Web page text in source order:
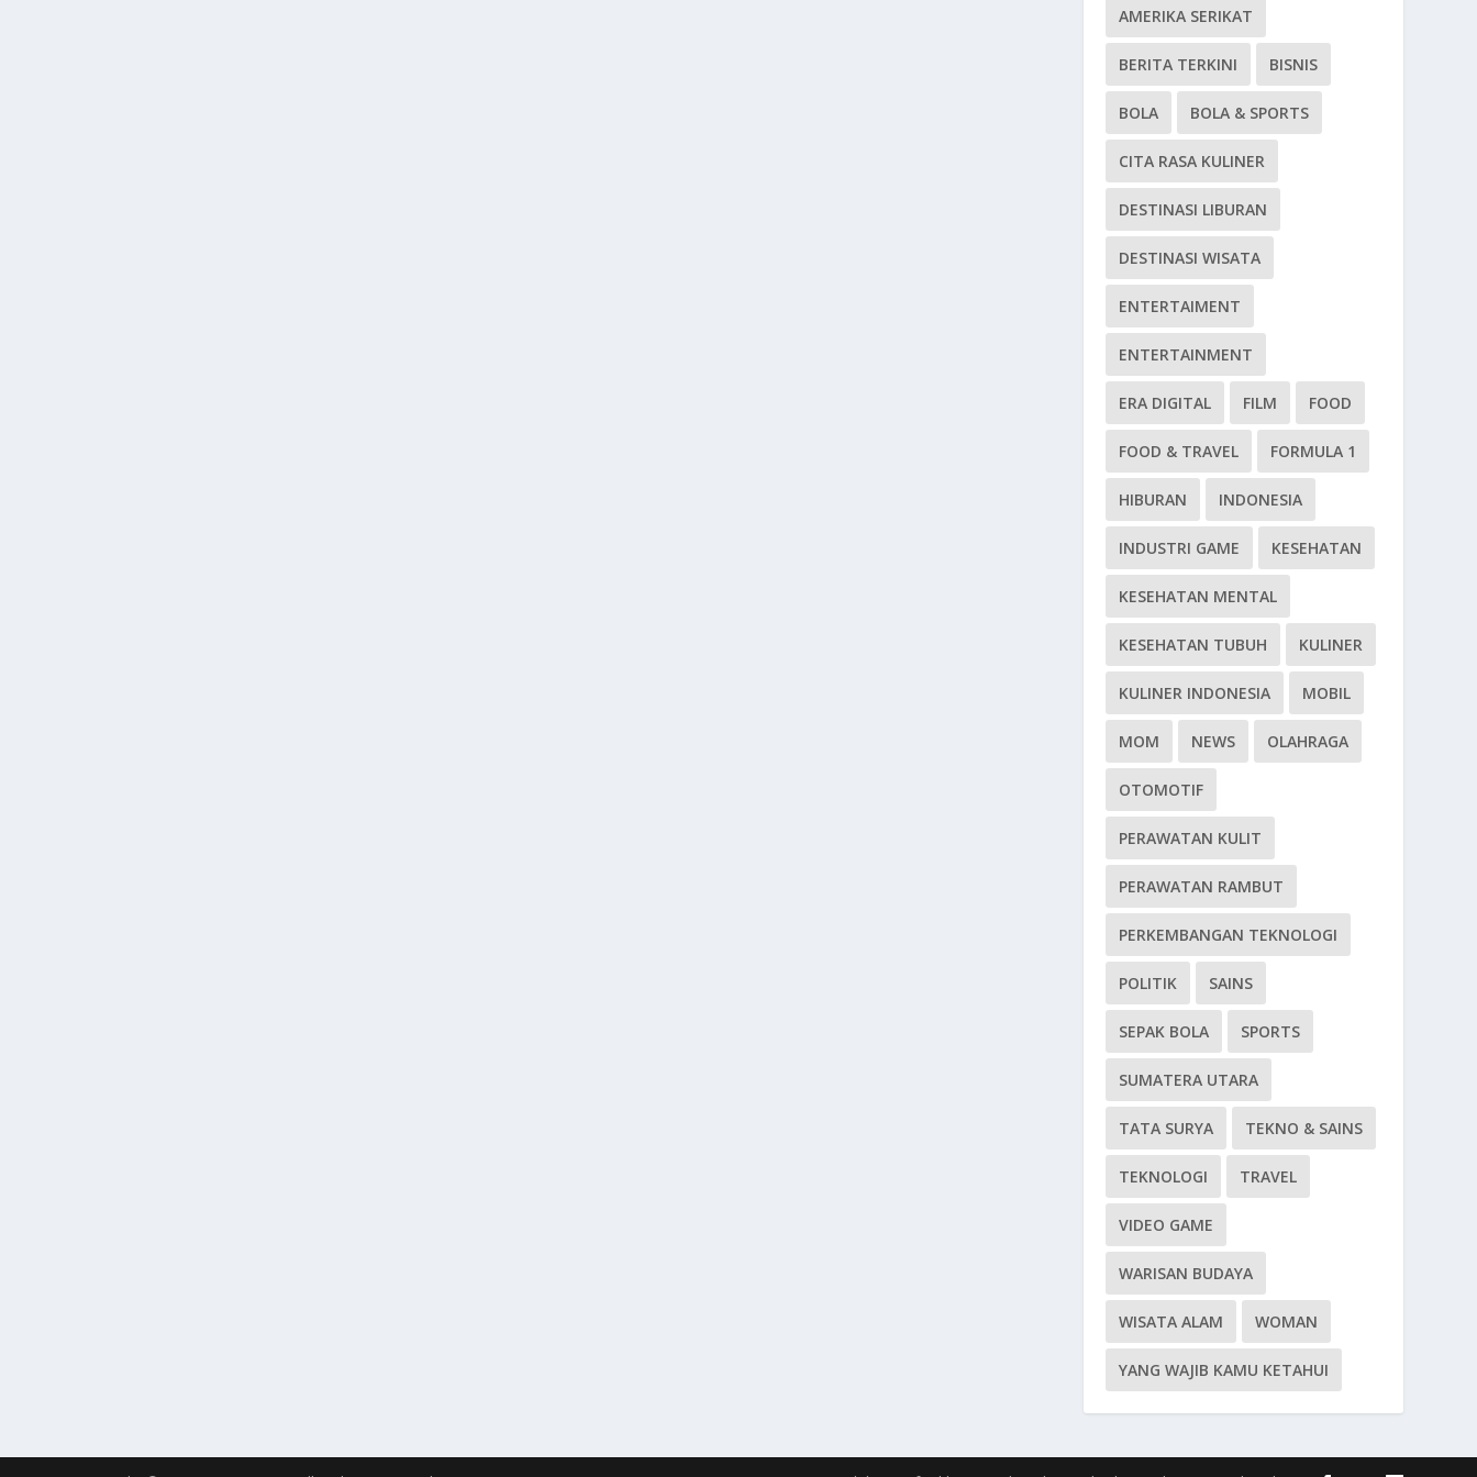
AMERIKA SERIKAT
BERITA TERKINI BISNIS
BOLA BOLA & SPORTS
CITA RASA KULINER
DESTINASI LIBURAN
DESTINASI WISATA
ENTERTAIMENT
ENTERTAINMENT
ERA DIGITAL FILM FOOD
FOOD & TRAVEL FORMULA 1
HIBURAN INDONESIA
INDUSTRI GAME KESEHATAN
KESEHATAN MENTAL
KESEHATAN TUBUH KULINER
KULINER INDONESIA MOBIL
MOM NEWS OLAHRAGA
OTOMOTIF
PERAWATAN KULIT
PERAWATAN RAMBUT
PERKEMBANGAN TEKNOLOGI
POLITIK SAINS
SEPAK BOLA SPORTS
SUMATERA UTARA
TATA SURYA TEKNO & SAINS
TEKNOLOGI TRAVEL
VIDEO GAME
WARISAN BUDAYA
WISATA ALAM WOMAN
YANG WAJIB KAMU KETAHUI